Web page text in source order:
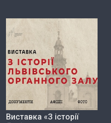
Виставка «З історії